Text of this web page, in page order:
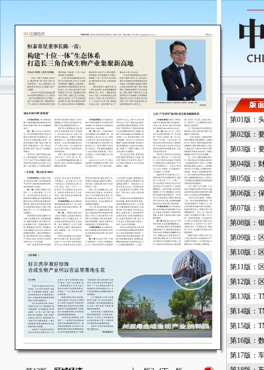
第01版：
第02版：
第03版：
第04版：
第05版：
第06版：
第07版：
第08版：
第09版：
第10版：
第11版：
第12版：
第13版：
第14版：
第15版：
第16版：
第17版：